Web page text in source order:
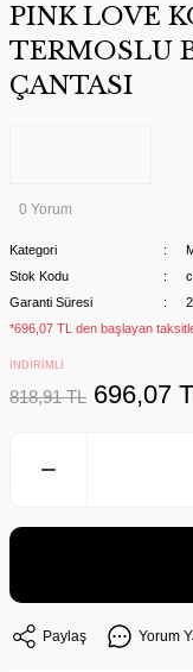
PINK LOVE
TERMOSLU
ÇANTASI
0 Yorum
Kategori
Stok Kodu
Garanti Süresi
*696,07 TL den başlayan
İNDİRİMLİ
818,91 TL 696,07
Paylaş Yorum